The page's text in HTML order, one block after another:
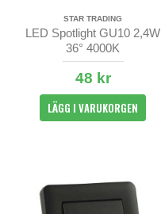
STAR TRADING
LED Spotlight GU10 2,4W
36° 4000K
48 kr
LÄGG I VARUKORGEN